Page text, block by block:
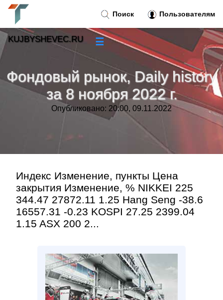
Фондовый рынок, Daily history
за 8 ноября 2022 г.
Опубликовано: 20:00, 09.11.2022
Индекс Изменение, пункты Цена
закрытия Изменение, % NIKKEI 225
344.47 27872.11 1.25 Hang Seng -38.6
16557.31 -0.23 KOSPI 27.25 2399.04
1.15 ASX 200 2...
Поиск Пользователям
KUJBYSHEVEC.RU ☰
»
Тренды новостей »
»
Контакт»